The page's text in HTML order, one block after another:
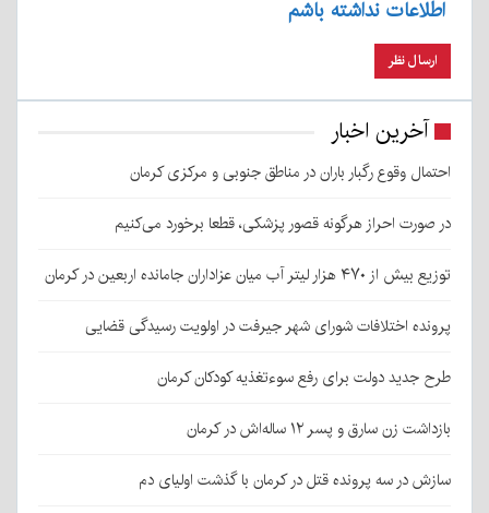
اطلاعات نداشته باشم
آخرین اخبار
احتمال وقوع رگبار باران در مناطق جنوبی و مرکزی کرمان
در صورت احراز هرگونه قصور پزشکی، قطعا برخورد می‌کنیم
توزیع بیش از ۴۷۰ هزار لیتر آب میان عزاداران جامانده اربعین در کرمان
پرونده اختلافات شورای شهر جیرفت در اولویت رسیدگی قضایی
طرح جدید دولت برای رفع سوءتغذیه کودکان کرمان
بازداشت زن سارق و پسر ۱۲ ساله‌اش در کرمان
سازش در سه پرونده قتل در کرمان با گذشت اولیای دم